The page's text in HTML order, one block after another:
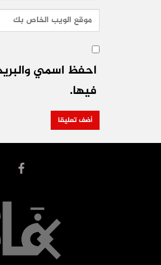
احفظ اسمي
فيها.